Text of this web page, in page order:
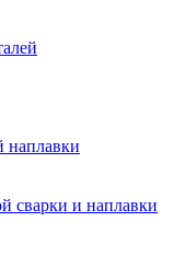
наплавки
сварки и наплавки